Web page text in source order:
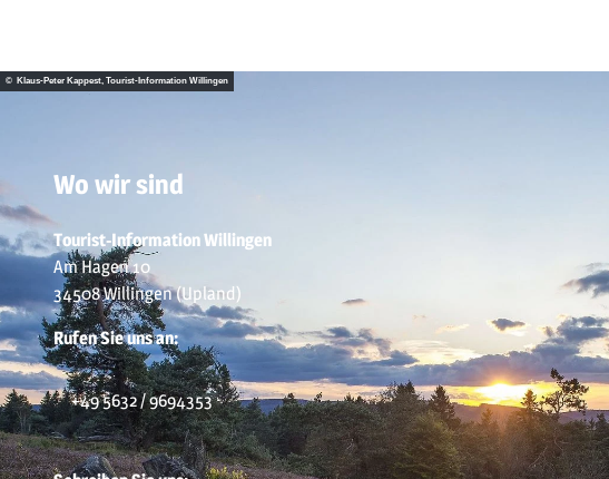
© Klaus-Peter Kappest, Tourist-Information Willingen
Wo wir sind
Tourist-Information Willingen
Am Hagen 10
34508 Willingen (Upland)
Rufen Sie uns an:
+49 5632 / 9694353